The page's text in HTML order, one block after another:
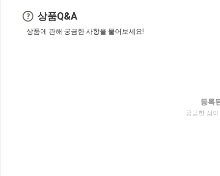
상품Q&A
상품에 관해 궁금한 사항을 물어보세요!
등록
궁금한 점